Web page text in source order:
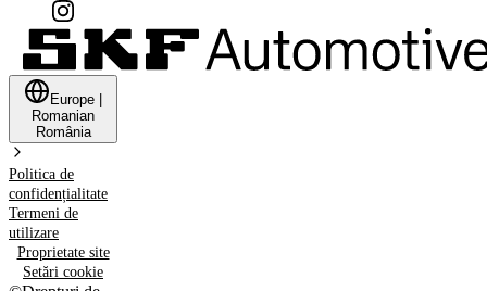
Europe
Romanian
România
Politica de
confidențialitate
Termeni de
utilizare
Proprietate site
Setări cookie